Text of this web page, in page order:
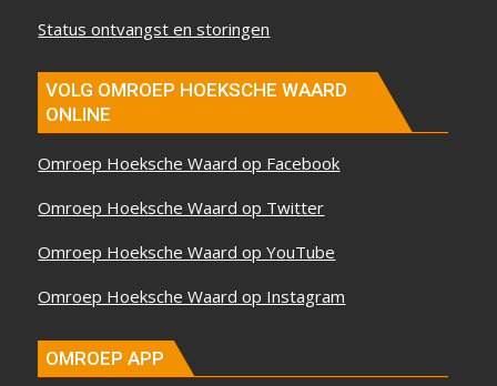
Status ontvangst en storingen
VOLG OMROEP HOEKSCHE WAARD
ONLINE
Omroep Hoeksche Waard op Facebook
Omroep Hoeksche Waard op Twitter
Omroep Hoeksche Waard op YouTube
Omroep Hoeksche Waard op Instagram
OMROEP APP